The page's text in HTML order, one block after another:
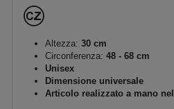
Altezza: 30 cm
Circonferenza: 48 - 68 cm
Unisex
Dimensione universale
Articolo realizzato a mano